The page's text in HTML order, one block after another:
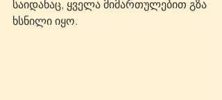
საიდანაც, ყველა მიმართულებით გზა
ხსნილი იყო.